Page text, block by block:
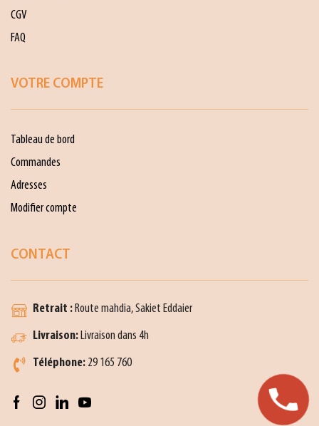
CGV
FAQ
VOTRE COMPTE
Tableau de bord
Commandes
Adresses
Modifier compte
CONTACT
Retrait :Route mahdia, Sakiet Eddaier
Livraison:Livraison dans 4h
Téléphone: 29 165 760